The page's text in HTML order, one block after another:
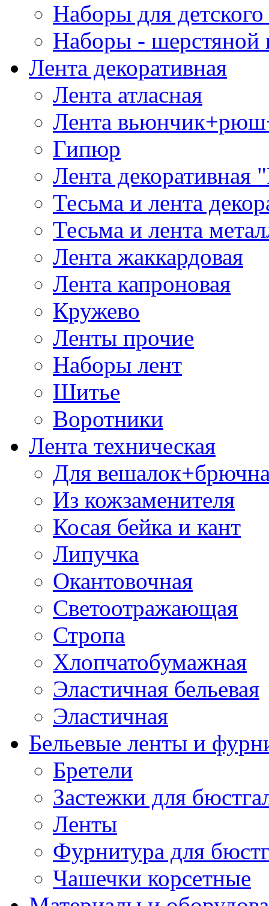
Наборы для
Наборы - шерстяной
Лента декоративная
Лента атласная
Лента
Гипюр
Лента декоративная
Тесьма и лента
Тесьма и лента
Лента жаккардовая
Лента капроновая
Кружево
Ленты прочие
Наборы лент
Шитье
Воротники
Лента техническая
Для
Из кожзаменителя
Косая бейка и кант
Липучка
Окантовочная
Светоотражающая
Стропа
Хлопчатобумажная
Эластичная бельевая
Эластичная
Бельевые ленты и
Бретели
Застежки для
Ленты
Фурнитура для
Чашечки корсетные